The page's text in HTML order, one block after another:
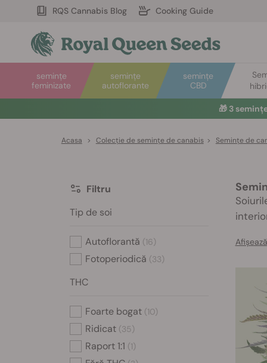
RQS Cannabis Blog Cooking Guide
semințe
autoflorante
semințe
feminizate
semințe
CBD
🎁 3
Acasa > Colecție de semințe de canabis > Semințe de
Filtru
Tip de soi
Autoflorantă (16)
Fotoperiodică (33)
THC
Foarte bogat (10)
Ridicat (35)
Raport 1:1 (1)